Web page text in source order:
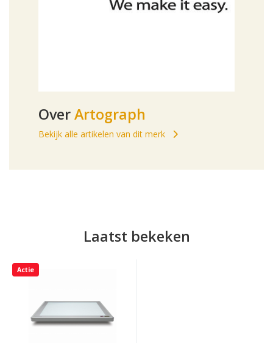
OverArtograph
Bekijk alle artikelen van dit merk
Laatst bekeken
Actie